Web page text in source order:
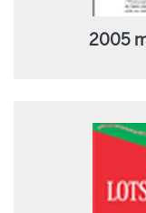
2005